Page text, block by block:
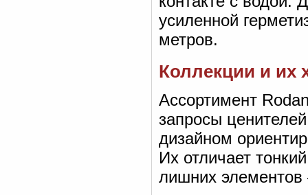
усиленной
метров.
Коллекции и их
Ассортимент
запросы
дизайном
Их отличает
лишних